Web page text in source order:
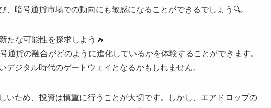
、暗号通貨市場での動向にも敏感になることができるでしょう🔍。
たな可能性を探求しよう🔥
通貨の融合がどのように進化しているかを体験することができます。
デジタル時代のゲートウェイとなるかもしれません。
いため、投資は慎重に行うことが大切です。しかし、エアドロップの